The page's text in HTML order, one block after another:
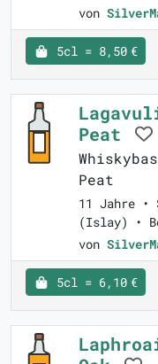
von
5cl = 8,50 €
Peat
Peat
11 Jahre •
(Islay) •
von
5cl = 6,10 €